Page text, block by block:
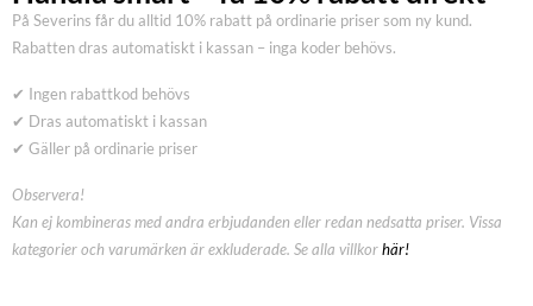
På Severins får du alltid 10% rabatt på ordinarie priser som ny kund.
Rabatten dras automatiskt i kassan – inga koder behövs.
✔ Ingen rabattkod behövs
✔ Dras automatiskt i kassan
✔ Gäller på ordinarie priser
Observera!
Kan ej kombineras med andra erbjudanden eller redan nedsatta priser. Vissa
kategorier och varumärken är exkluderade. Se alla villkorhär!